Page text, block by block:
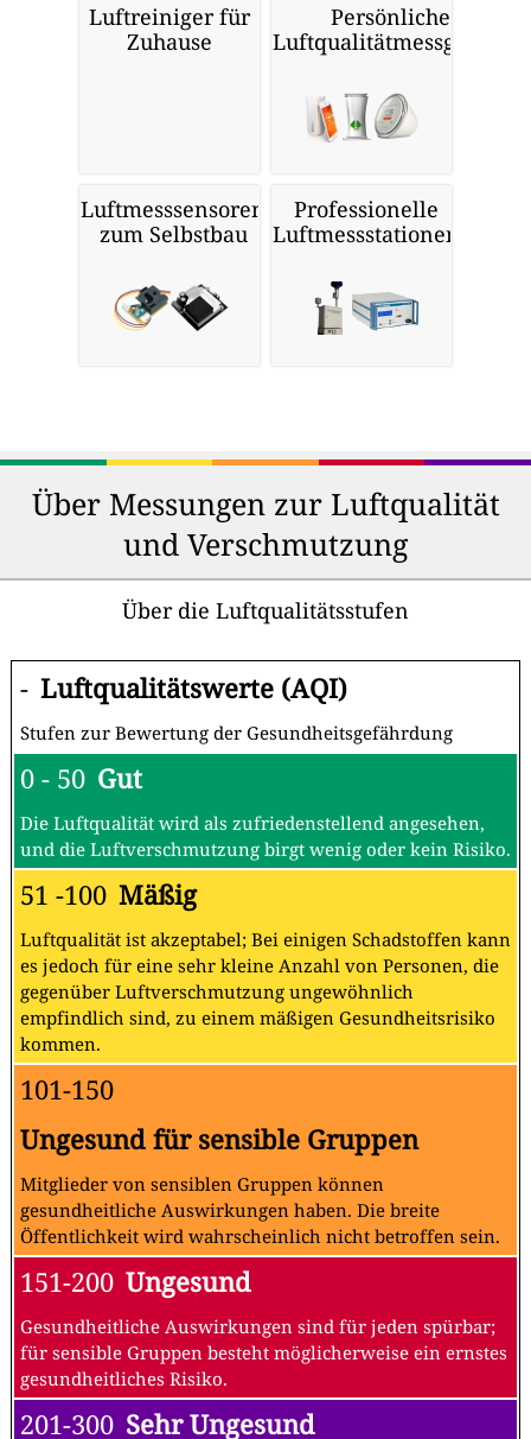
Luftreiniger für
Zuhause
Persönliche
Luftqualitätmessgeräte
Luftmesssensoren
zum Selbstbau
Professionelle
Luftmessstationen
Über Messungen zur Luftqualität
und Verschmutzung
Über die Luftqualitätsstufen
- Luftqualitätswerte (AQI)
Stufen zur Bewertung der Gesundheitsgefährdung
0 - 50 Gut
Die Luftqualität wird als zufriedenstellend angesehen,
und die Luftverschmutzung birgt wenig oder kein Risiko.
51 -100 Mäßig
Luftqualität ist akzeptabel; Bei einigen Schadstoffen kann
es jedoch für eine sehr kleine Anzahl von Personen, die
gegenüber Luftverschmutzung ungewöhnlich
empfindlich sind, zu einem mäßigen Gesundheitsrisiko
kommen.
101-150
Ungesund für sensible Gruppen
Mitglieder von sensiblen Gruppen können
gesundheitliche Auswirkungen haben. Die breite
Öffentlichkeit wird wahrscheinlich nicht betroffen sein.
151-200 Ungesund
Gesundheitliche Auswirkungen sind für jeden spürbar;
für sensible Gruppen besteht möglicherweise ein ernstes
gesundheitliches Risiko.
201-300 Sehr Ungesund